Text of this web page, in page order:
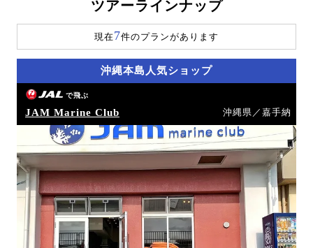
ツアーラインナップ
現在7件のプランがあります
沖縄本島人気ショップ
で飛ぶ
JAM Marine Club 沖縄県／嘉手納